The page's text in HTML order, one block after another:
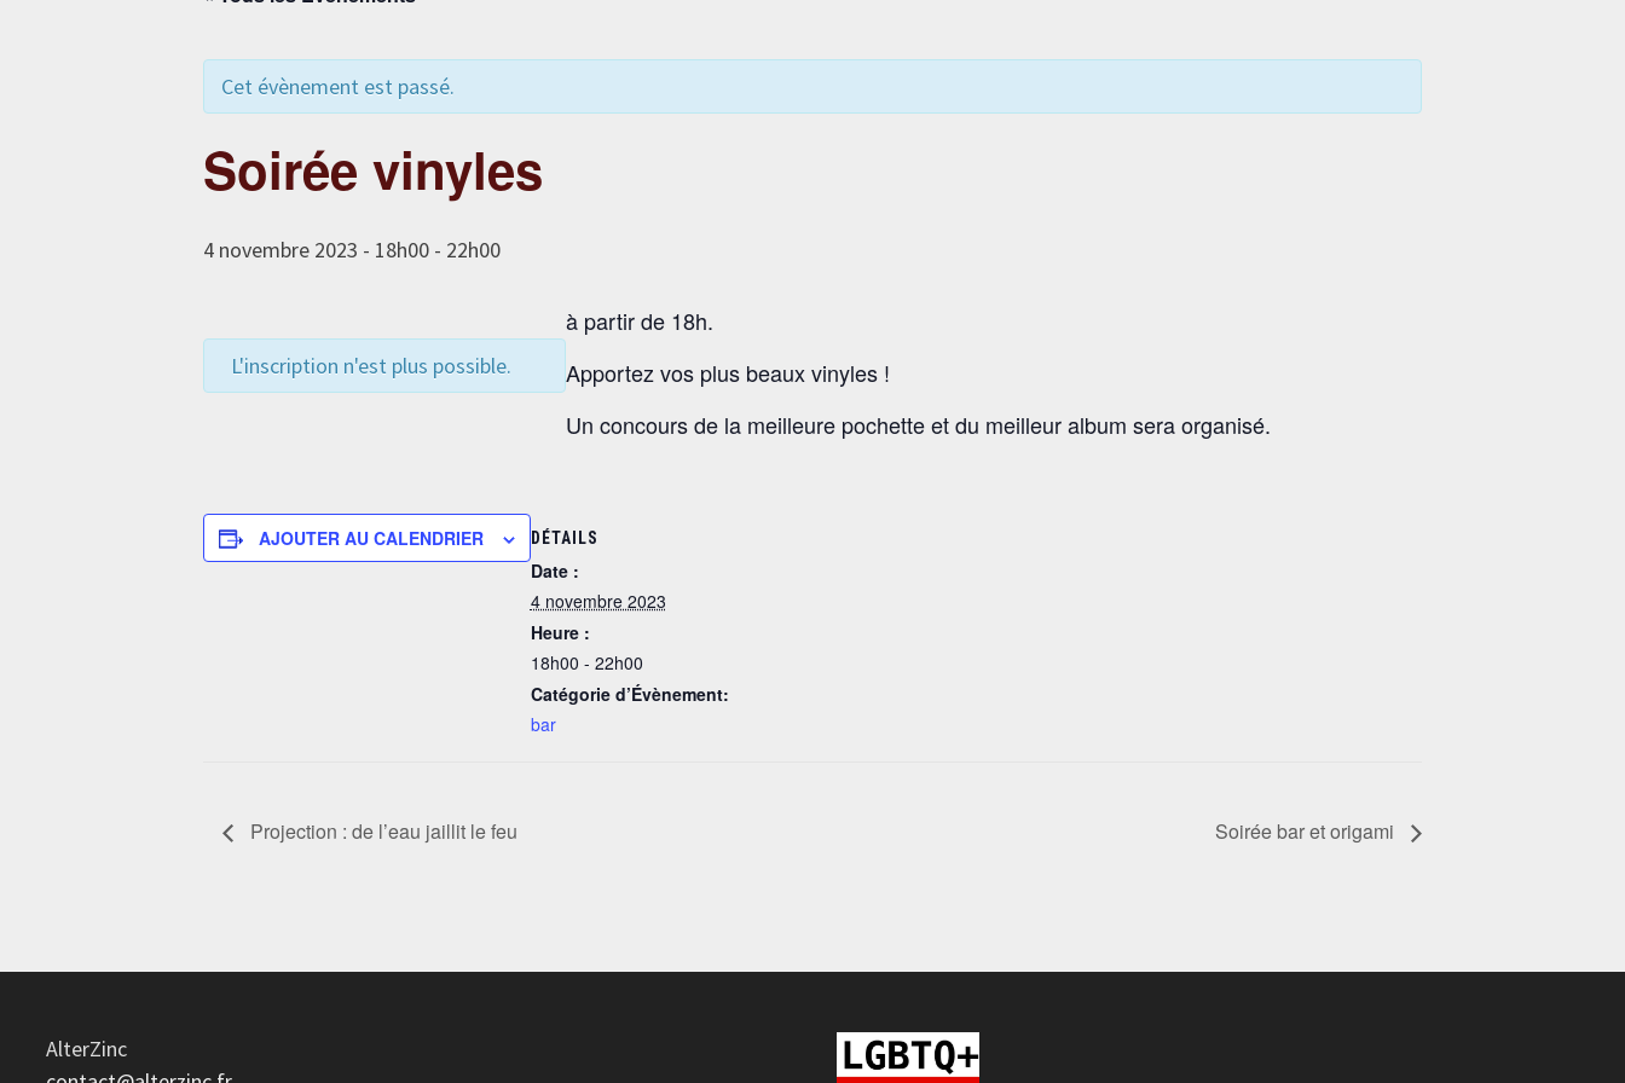
Cet évènement est passé.
Soirée vinyles
4 novembre 2023 - 18h00- 22h00
L'inscription n'est plus possible.
à partir de 18h.
Apportez vos plus beaux vinyles !
Un concours de la meilleure pochette et du meilleur album sera organisé.
AJOUTER AU CALENDRIER DÉTAILS
Date :
4 novembre 2023
Heure :
18h00 - 22h00
Catégorie d’Évènement:
bar
Projection : de l’eau jaillit le feu Soirée bar et origami
AlterZinc